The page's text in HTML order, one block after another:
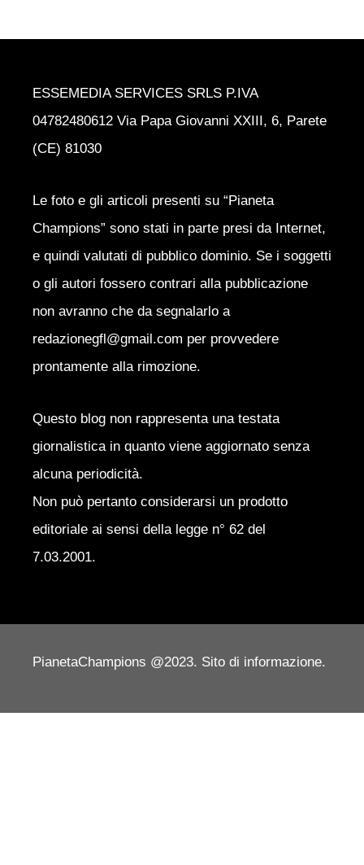
ESSEMEDIA SERVICES SRLS P.IVA
04782480612 Via Papa Giovanni XXIII, 6, Parete
(CE) 81030
Le foto e gli articoli presenti su “Pianeta
Champions” sono stati in parte presi da Internet,
e quindi valutati di pubblico dominio. Se i soggetti
o gli autori fossero contrari alla pubblicazione
non avranno che da segnalarlo a
redazionegfl@gmail.com per provvedere
prontamente alla rimozione.
Questo blog non rappresenta una testata
giornalistica in quanto viene aggiornato senza
alcuna periodicità.
Non può pertanto considerarsi un prodotto
editoriale ai sensi della legge n° 62 del
7.03.2001.
PianetaChampions @2023. Sito di informazione.